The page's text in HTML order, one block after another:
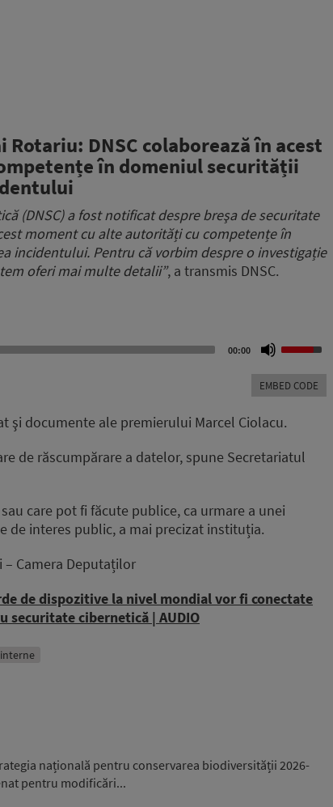
Rotariu: DNSC colaborează în acest
în domeniul securității
(DNSC) a fost notificat despre breşa de securitate
moment cu alte autorități cu competențe în
incidentului. Pentru că vorbim despre o investigație
oferi mai multe detalii”, a transmis DNSC.
00:00
Up/Down
keys
increase
decrease
EMBED CODE
şi documente ale premierului Marcel Ciolacu.
de răscumpărare a datelor, spune Secretariatul
care pot fi făcute publice, ca urmare a unei
de interes public, a mai precizat instituția.
– Camera Deputaților
de dispozitive la nivel mondial vor fi conectate
securitate cibernetică | AUDIO
națională pentru conservarea biodiversității 2026-
pentru modificări...